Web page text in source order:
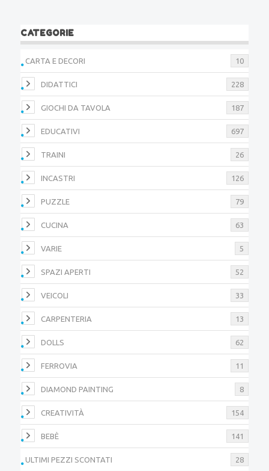
CATEGORIE
CARTA E DECORI 10
DIDATTICI 228
GIOCHI DA TAVOLA 187
EDUCATIVI 697
TRAINI 26
INCASTRI 126
PUZZLE 79
CUCINA 63
VARIE 5
SPAZI APERTI 52
VEICOLI 33
CARPENTERIA 13
DOLLS 62
FERROVIA 11
DIAMOND PAINTING 8
CREATIVITÀ 154
BEBÈ 141
ULTIMI PEZZI SCONTATI 28